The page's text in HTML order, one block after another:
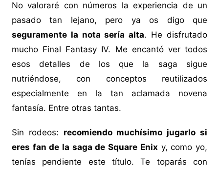
No valoraré con números la experiencia de un
pasado tan lejano, pero ya os digo que
seguramente la nota sería alta. He disfrutado
mucho Final Fantasy IV. Me encantó ver todos
esos detalles de los que la saga sigue
nutriéndose, con conceptos reutilizados
especialmente en la tan aclamada novena
fantasía. Entre otras tantas.
Sin rodeos: recomiendo muchísimo jugarlo si
eres fan de la saga de Square Enix y, como yo,
tenías pendiente este título. Te toparás con